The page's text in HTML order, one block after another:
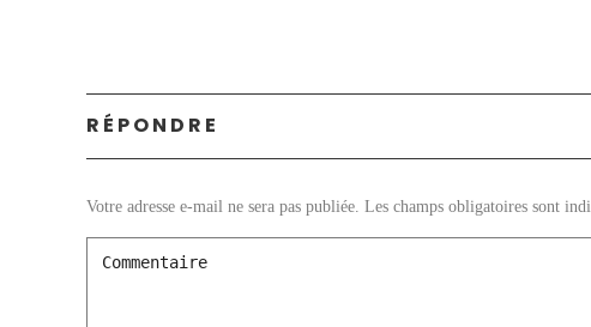
RÉPONDRE
Votre adresse e-mail ne sera pas publiée. Les champs obligatoires sont